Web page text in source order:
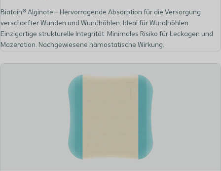
Biatain® Alginate – Hervorragende Absorption für die Versorgung
verschorfter Wunden und Wundhöhlen. Ideal für Wundhöhlen.
Einzigartige strukturelle Integrität. Minimales Risiko für Leckagen und
Mazeration. Nachgewiesene hämostatische Wirkung.